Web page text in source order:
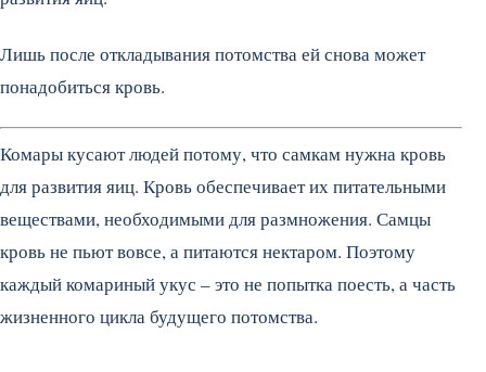
Лишь после откладывания потомства ей снова может
понадобиться кровь.
Комары кусают людей потому, что самкам нужна кровь
для развития яиц. Кровь обеспечивает их питательными
веществами, необходимыми для размножения. Самцы
кровь не пьют вовсе, а питаются нектаром. Поэтому
каждый комариный укус – это не попытка поесть, а часть
жизненного цикла будущего потомства.